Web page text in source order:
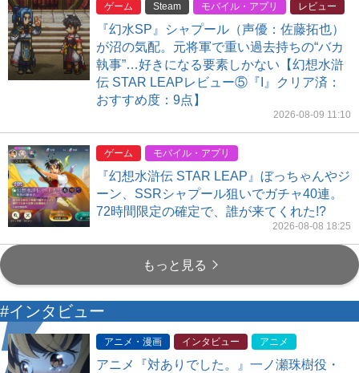
ゲーム Steam モバイル・アプリ レビュー
『幻水SP』シャプール（声優：佐藤拓也）
が沼の気配。元将軍で重い過去持ちの“バカ
執事”…好きになる要素しかない【幻想水滸
伝 STAR LEAPレビュー⑤『I』クリア済：
おすすめ度：9点】
2026-08-09 11:10
ゲーム モバイル・アプリ
『幻想水滸伝 STAR LEAP』ぼっちゃんやジ
ーン、SSRシャプール狙いでガチャ40連。
72時間限定の確定で、誰が来てくれた!?
2026-08-08 18:25
もっと見る
#インタビュー
アニメ・漫画 インタビュー アニメ
アニメ『対ありでした。』一ノ瀬珠樹役・